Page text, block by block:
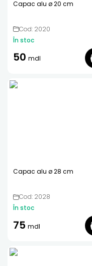
Capac alu ø 20 cm
Cod: 2020
În stoc
50 mdl
Capac alu ø 28 cm
Cod: 2028
În stoc
75 mdl